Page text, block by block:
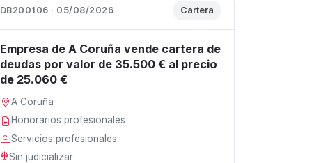
DB200106 · 05/08/2026 Cartera
Empresa de A Coruña vende cartera de
deudas por valor de 35.500 € al precio
de 25.060 €
A Coruña
Honorarios profesionales
Servicios profesionales
Sin judicializar